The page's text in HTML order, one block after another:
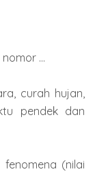
...
curah hujan,
pendek dan
(nilai